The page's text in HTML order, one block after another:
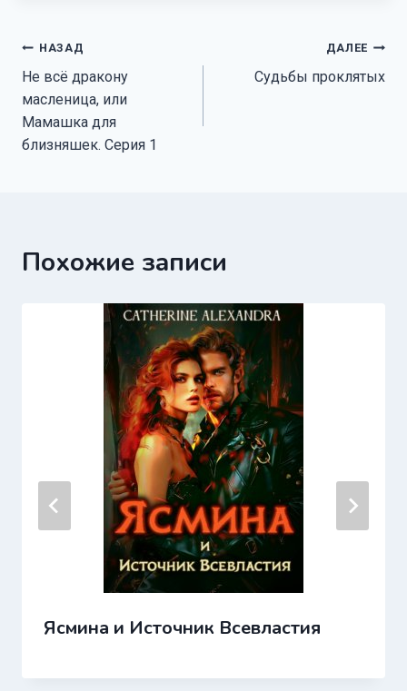
Навигация
по
записям
НАЗАД
Не всё дракону
масленица, или
Мамашка для
близняшек. Серия 1
ДАЛЕЕ
Судьбы проклятых
Похожие записи
Ясмина и Источник Всевластия